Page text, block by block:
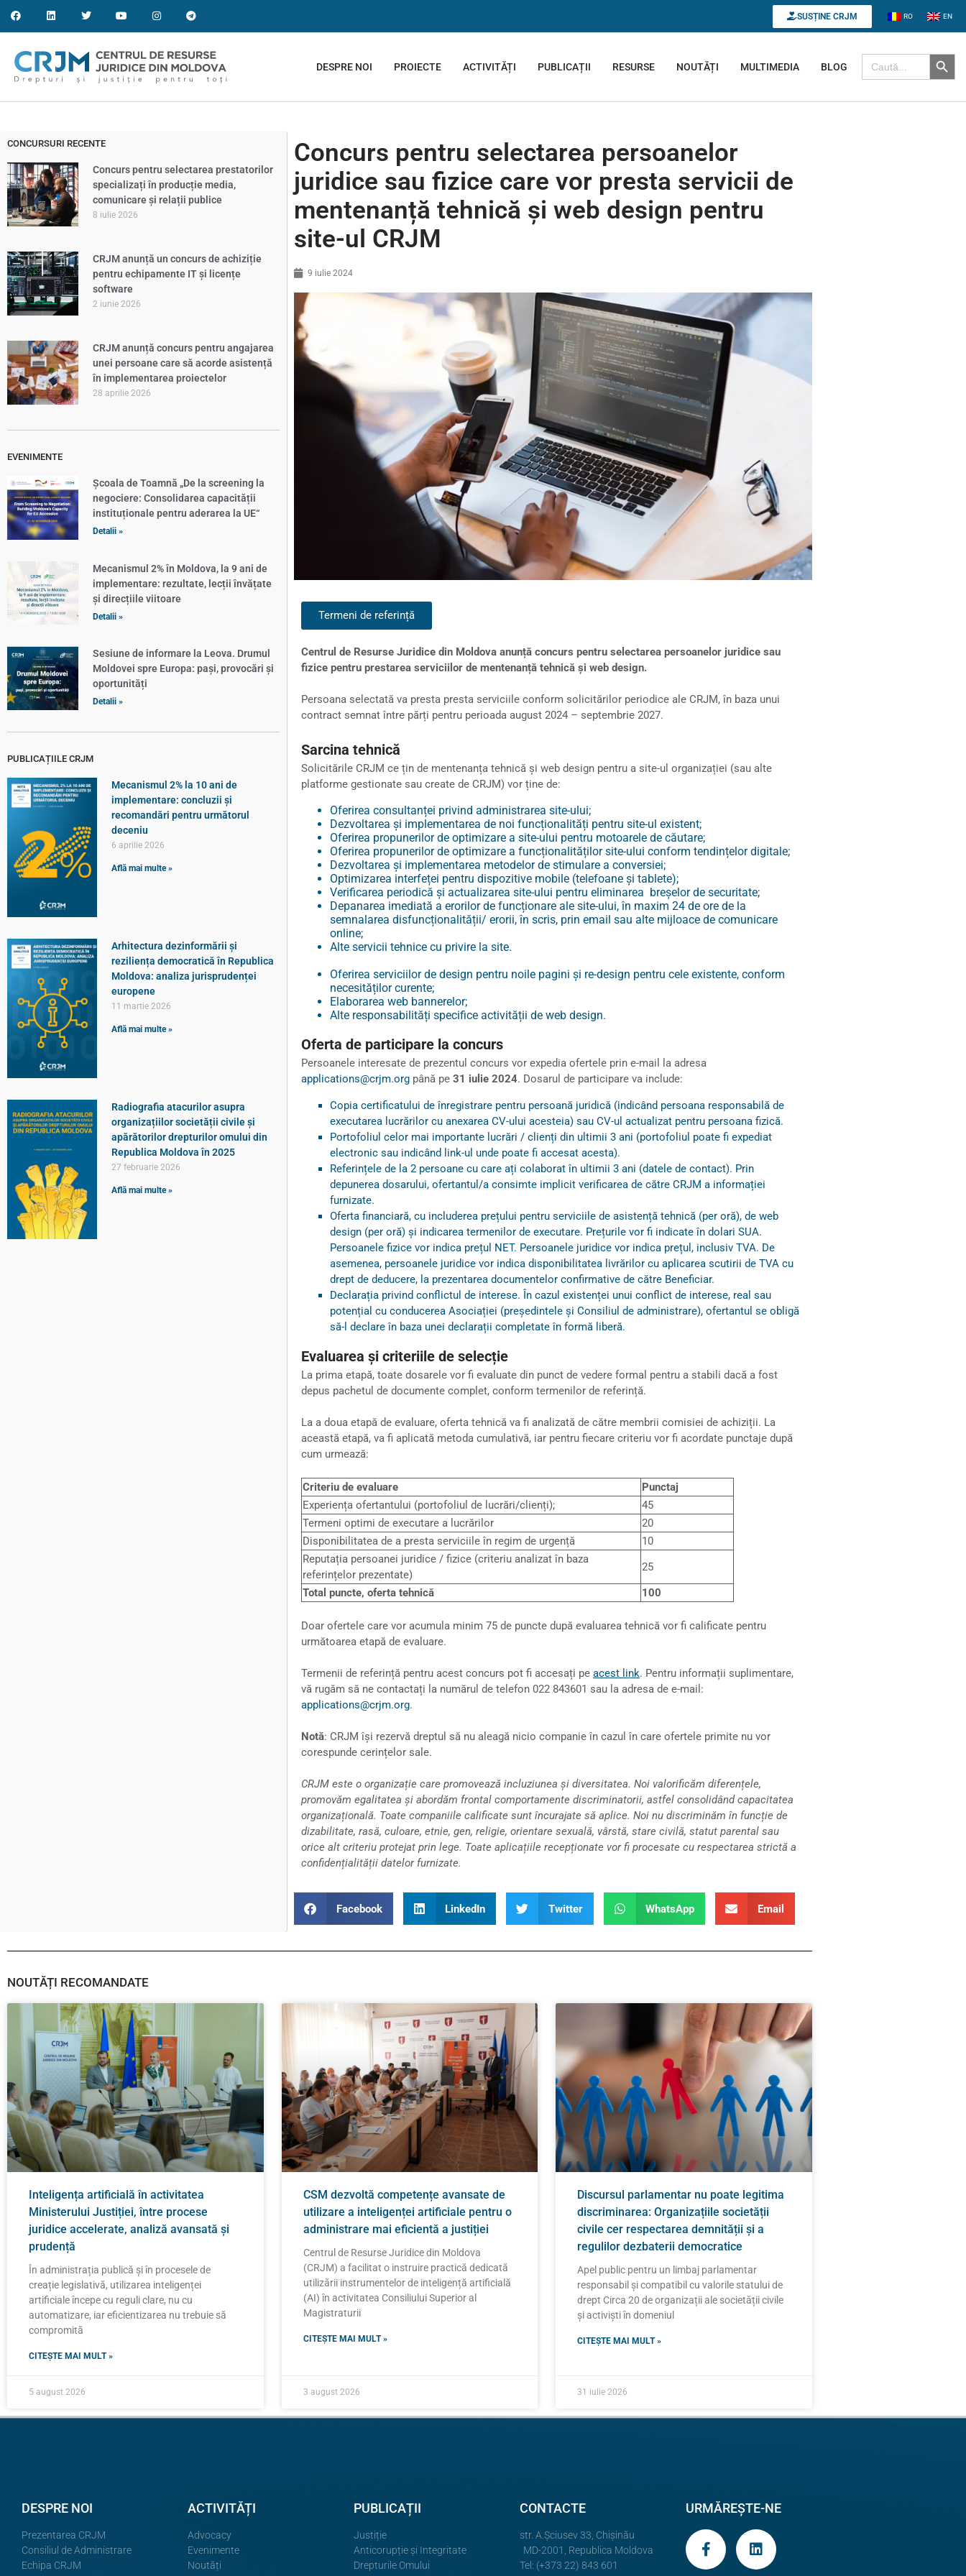
SUSȚINE CRJM RO EN
DESPRE NOI PROIECTE ACTIVITĂȚI PUBLICAȚII RESURSE NOUTĂȚI MULTIMEDIA BLOG
Search for: Search
CONCURSURI RECENTE
Concurs pentru selectarea prestatorilor
specializați în producție media,
comunicare și relații publice
8 iulie 2026
CRJM anunță un concurs de achiziție
pentru echipamente IT și licențe
software
2 iunie 2026
CRJM anunță concurs pentru angajarea
unei persoane care să acorde asistență
în implementarea proiectelor
28 aprilie 2026
EVENIMENTE
Școala de Toamnă „De la screening la
negociere: Consolidarea capacității
instituționale pentru aderarea la UE“
Detalii »
Mecanismul 2% în Moldova, la 9 ani de
implementare: rezultate, lecții învățate
și direcțiile viitoare
Detalii »
Sesiune de informare la Leova. Drumul
Moldovei spre Europa: pași, provocări și
oportunități
Detalii »
PUBLICAȚIILE CRJM
Mecanismul 2% la 10 ani de
implementare: concluzii și
recomandări pentru următorul
deceniu
6 aprilie 2026
Află mai multe »
Arhitectura dezinformării și
reziliența democratică în Republica
Moldova: analiza jurisprudenței
europene
11 martie 2026
Află mai multe »
Radiografia atacurilor asupra
organizațiilor societății civile și
apărătorilor drepturilor omului din
Republica Moldova în 2025
27 februarie 2026
Află mai multe »
Concurs pentru selectarea persoanelor
juridice sau fizice care vor presta servicii de
mentenanță tehnică și web design pentru
site-ul CRJM
9 iulie 2024
Termeni de referință
Centrul de Resurse Juridice din Moldova anunță concurs pentru selectarea persoanelor juridice sau
fizice pentru prestarea serviciilor de mentenanță tehnică și web design.
Persoana selectată va presta presta serviciile conform solicitărilor periodice ale CRJM, în baza unui
contract semnat între părți pentru perioada august 2024 – septembrie 2027.
Sarcina tehnică
Solicitările CRJM ce țin de mentenanța tehnică și web design pentru a site-ul organizației (sau alte
platforme gestionate sau create de CRJM) vor ține de:
Oferirea consultanței privind administrarea site-ului;
Dezvoltarea și implementarea de noi funcționalități pentru site-ul existent;
Oferirea propunerilor de optimizare a site-ului pentru motoarele de căutare;
Oferirea propunerilor de optimizare a funcționalităților site-ului conform tendințelor digitale;
Dezvoltarea și implementarea metodelor de stimulare a conversiei;
Optimizarea interfeței pentru dispozitive mobile (telefoane și tablete);
Verificarea periodică și actualizarea site-ului pentru eliminarea breșelor de securitate;
Depanarea imediată a erorilor de funcționare ale site-ului, în maxim 24 de ore de la
semnalarea disfuncționalității/ erorii, în scris, prin email sau alte mijloace de comunicare
online;
Alte servicii tehnice cu privire la site.
Oferirea serviciilor de design pentru noile pagini și re-design pentru cele existente, conform
necesităților curente;
Elaborarea web bannerelor;
Alte responsabilități specifice activității de web design.
Oferta de participare la concurs
Persoanele interesate de prezentul concurs vor expedia ofertele prin e-mail la adresa
applications@crjm.org până pe 31 iulie 2024. Dosarul de participare va include:
Copia certificatului de înregistrare pentru persoană juridică (indicând persoana responsabilă de
executarea lucrărilor cu anexarea CV-ului acesteia) sau CV-ul actualizat pentru persoana fizică.
Portofoliul celor mai importante lucrări / clienți din ultimii 3 ani (portofoliul poate fi expediat
electronic sau indicând link-ul unde poate fi accesat acesta).
Referințele de la 2 persoane cu care ați colaborat în ultimii 3 ani (datele de contact). Prin
depunerea dosarului, ofertantul/a consimte implicit verificarea de către CRJM a informației
furnizate.
Oferta financiară, cu includerea prețului pentru serviciile de asistență tehnică (per oră), de web
design (per oră) și indicarea termenilor de executare. Prețurile vor fi indicate în dolari SUA.
Persoanele fizice vor indica prețul NET. Persoanele juridice vor indica prețul, inclusiv TVA. De
asemenea, persoanele juridice vor indica disponibilitatea livrărilor cu aplicarea scutirii de TVA cu
drept de deducere, la prezentarea documentelor confirmative de către Beneficiar.
Declarația privind conflictul de interese. În cazul existenței unui conflict de interese, real sau
potențial cu conducerea Asociației (președintele și Consiliul de administrare), ofertantul se obligă
să-l declare în baza unei declarații completate în formă liberă.
Evaluarea și criteriile de selecție
La prima etapă, toate dosarele vor fi evaluate din punct de vedere formal pentru a stabili dacă a fost
depus pachetul de documente complet, conform termenilor de referință.
La a doua etapă de evaluare, oferta tehnică va fi analizată de către membrii comisiei de achiziții. La
această etapă, va fi aplicată metoda cumulativă, iar pentru fiecare criteriu vor fi acordate punctaje după
cum urmează:
Criteriu de evaluare
Punctaj
Experiența ofertantului (portofoliul de lucrări/clienți);
45
Termeni optimi de executare a lucrărilor
20
Disponibilitatea de a presta serviciile în regim de urgență
10
Reputația persoanei juridice / fizice (criteriu analizat în baza
referințelor prezentate)
25
Total puncte, oferta tehnică
100
Doar ofertele care vor acumula minim 75 de puncte după evaluarea tehnică vor fi calificate pentru
următoarea etapă de evaluare.
Termenii de referință pentru acest concurs pot fi accesați pe acest link. Pentru informații suplimentare,
vă rugăm să ne contactați la numărul de telefon 022 843601 sau la adresa de e-mail:
applications@crjm.org.
Notă: CRJM își rezervă dreptul să nu aleagă nicio companie în cazul în care ofertele primite nu vor
corespunde cerințelor sale.
CRJM este o organizație care promovează incluziunea și diversitatea. Noi valorificăm diferențele,
promovăm egalitatea și abordăm frontal comportamente discriminatorii, astfel consolidând capacitatea
organizațională. Toate companiile calificate sunt încurajate să aplice. Noi nu discriminăm în funcție de
dizabilitate, rasă, culoare, etnie, gen, religie, orientare sexuală, vârstă, stare civilă, statut parental sau
orice alt criteriu protejat prin lege. Toate aplicațiile recepționate vor fi procesate cu respectarea strictă a
confidențialității datelor furnizate.
Facebook LinkedIn Twitter WhatsApp Email
NOUTĂȚI RECOMANDATE
Inteligența artificială în activitatea
Ministerului Justiției, între procese
juridice accelerate, analiză avansată și
prudență
În administrația publică și în procesele de
creație legislativă, utilizarea inteligenței
artificiale începe cu reguli clare, nu cu
automatizare, iar eficientizarea nu trebuie să
compromită
CITEȘTE MAI MULT »
5 august 2026
CSM dezvoltă competențe avansate de
utilizare a inteligenței artificiale pentru o
administrare mai eficientă a justiției
Centrul de Resurse Juridice din Moldova
(CRJM) a facilitat o instruire practică dedicată
utilizării instrumentelor de inteligență artificială
(AI) în activitatea Consiliului Superior al
Magistraturii
CITEȘTE MAI MULT »
3 august 2026
Discursul parlamentar nu poate legitima
discriminarea: Organizațiile societății
civile cer respectarea demnității și a
regulilor dezbaterii democratice
Apel public pentru un limbaj parlamentar
responsabil și compatibil cu valorile statului de
drept Circa 20 de organizații ale societății civile
și activiști în domeniul
CITEȘTE MAI MULT »
31 iulie 2026
DESPRE NOI
Prezentarea CRJM
Consiliul de Administrare
Echipa CRJM
ACTIVITĂȚI
Advocacy
Evenimente
Noutăți
PUBLICAȚII
Justiție
Anticorupție și Integritate
Drepturile Omului
CONTACTE
str. A.Şciusev 33, Chișinău
MD-2001, Republica Moldova
Tel: (+373 22) 843 601
URMĂREȘTE-NE